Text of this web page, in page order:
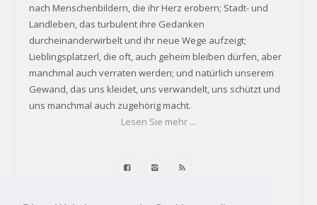
nach Menschenbildern, die ihr Herz erobern; Stadt- und
Landleben, das turbulent ihre Gedanken
durcheinanderwirbelt und ihr neue Wege aufzeigt;
Lieblingsplatzerl, die oft, auch geheim bleiben dürfen, aber
manchmal auch verraten werden; und natürlich unserem
Gewand, das uns kleidet, uns verwandelt, uns schützt und
uns manchmal auch zugehörig macht.
Lesen Sie mehr ...